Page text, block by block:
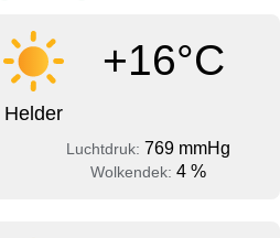
+16°C
Helder
Luchtdruk: 769 mmHg
Wolkendek: 4 %